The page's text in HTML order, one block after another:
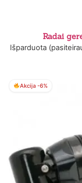
Radai
Išparduota
Akcija -6%